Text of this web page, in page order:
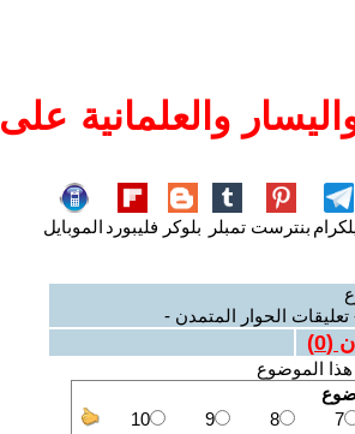
والعلمانية على
بنترست تمبلر بلوكر فليبورد الموبايل
الحوار المتمدن -
(
0
)
هذا الموضوع